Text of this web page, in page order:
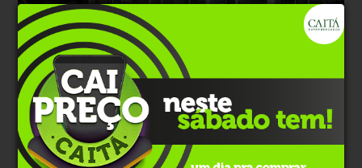
Polêmica Há 1 dia
Justiça suspende abate de galos, mas 500 já
haviam morrido